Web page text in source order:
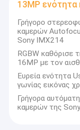
13MP
Γρήγορο
καμερών
Sony IMX214
RGBW καθόρισε
16MP με τον
Ευρεία ενότητα
γωνίας εικόνας
Γρήγορα
καμερών της